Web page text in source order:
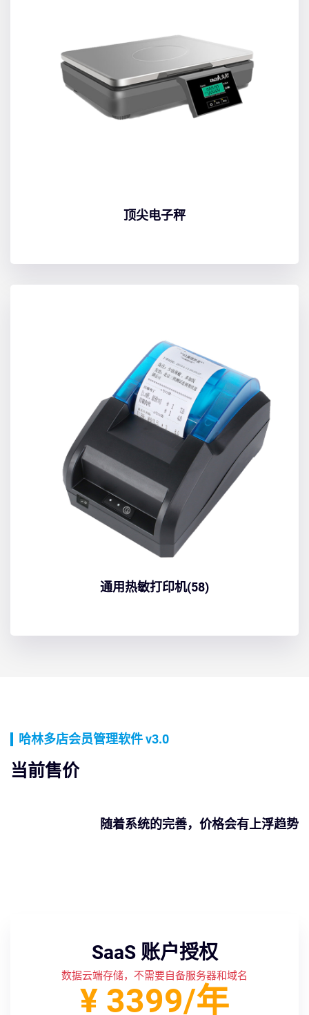
顶尖电子秤
通用热敏打印机(58)
哈林多店会员管理软件 v3.0
当前售价
随着系统的完善，价格会有上浮趋势
SaaS 账户授权
数据云端存储，不需要自备服务器和域名
¥ 3399/年